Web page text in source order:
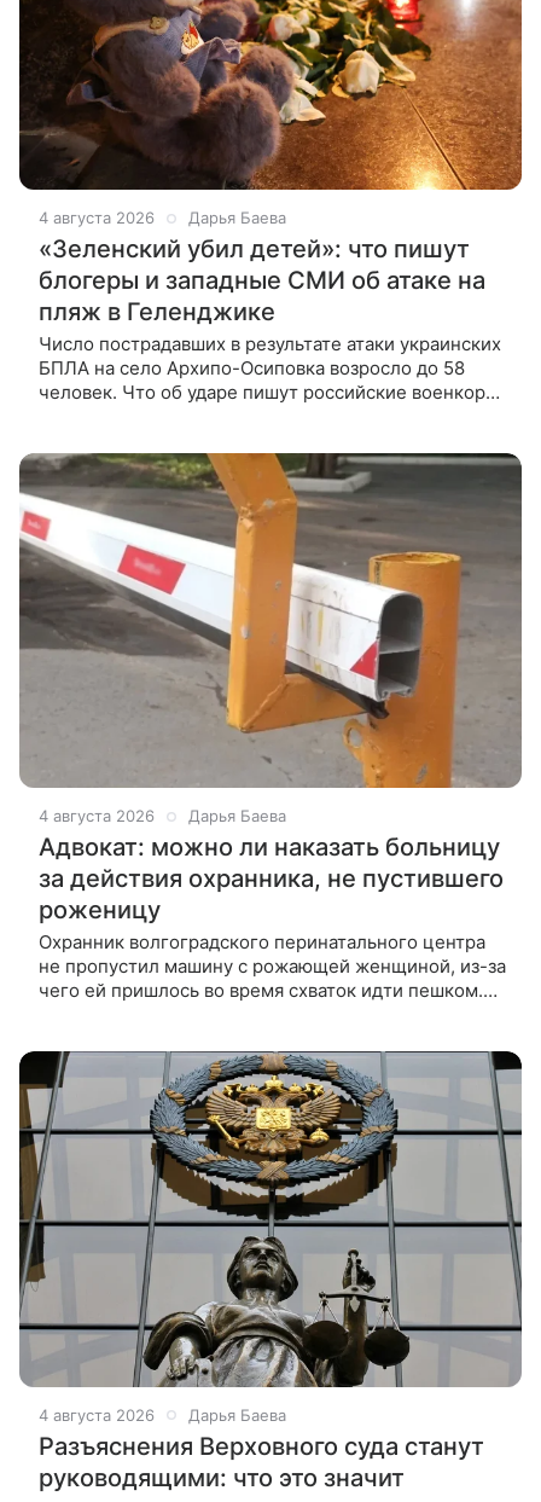
4 августа 2026 Дарья Баева
«Зеленский убил детей»: что пишут
блогеры и западные СМИ об атаке на
пляж в Геленджике
Число пострадавших в результате атаки украинских
БПЛА на село Архипо-Осиповка возросло до 58
человек. Что об ударе пишут российские военкоры
4 августа 2026 Дарья Баева
Адвокат: можно ли наказать больницу
за действия охранника, не пустившего
роженицу
Охранник волгоградского перинатального центра
не пропустил машину с рожающей женщиной, из-за
чего ей пришлось во время схваток идти пешком.
4 августа 2026 Дарья Баева
Разъяснения Верховного суда станут
руководящими: что это значит